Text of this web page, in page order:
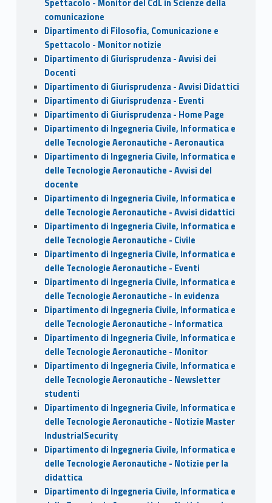
Spettacolo - Monitor del CdL in Scienze della
comunicazione
Dipartimento di Filosofia, Comunicazione e
Spettacolo - Monitor notizie
Dipartimento di Giurisprudenza - Avvisi dei
Docenti
Dipartimento di Giurisprudenza - Avvisi Didattici
Dipartimento di Giurisprudenza - Eventi
Dipartimento di Giurisprudenza - Home Page
Dipartimento di Ingegneria Civile, Informatica e
delle Tecnologie Aeronautiche - Aeronautica
Dipartimento di Ingegneria Civile, Informatica e
delle Tecnologie Aeronautiche - Avvisi del
docente
Dipartimento di Ingegneria Civile, Informatica e
delle Tecnologie Aeronautiche - Avvisi didattici
Dipartimento di Ingegneria Civile, Informatica e
delle Tecnologie Aeronautiche - Civile
Dipartimento di Ingegneria Civile, Informatica e
delle Tecnologie Aeronautiche - Eventi
Dipartimento di Ingegneria Civile, Informatica e
delle Tecnologie Aeronautiche - In evidenza
Dipartimento di Ingegneria Civile, Informatica e
delle Tecnologie Aeronautiche - Informatica
Dipartimento di Ingegneria Civile, Informatica e
delle Tecnologie Aeronautiche - Monitor
Dipartimento di Ingegneria Civile, Informatica e
delle Tecnologie Aeronautiche - Newsletter
studenti
Dipartimento di Ingegneria Civile, Informatica e
delle Tecnologie Aeronautiche - Notizie Master
IndustrialSecurity
Dipartimento di Ingegneria Civile, Informatica e
delle Tecnologie Aeronautiche - Notizie per la
didattica
Dipartimento di Ingegneria Civile, Informatica e